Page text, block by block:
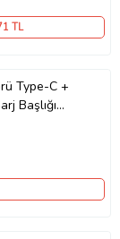
TL
Type-C +
Başlığı